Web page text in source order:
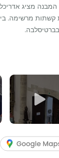
המבנה מציג
מרשימה.